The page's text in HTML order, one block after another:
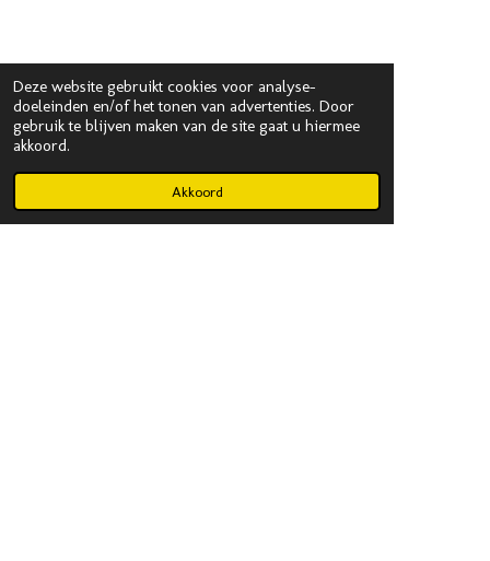
Deze website gebruikt cookies voor analyse-
doeleinden en/of het tonen van advertenties. Door
gebruik te blijven maken van de site gaat u hiermee
akkoord.
Akkoord